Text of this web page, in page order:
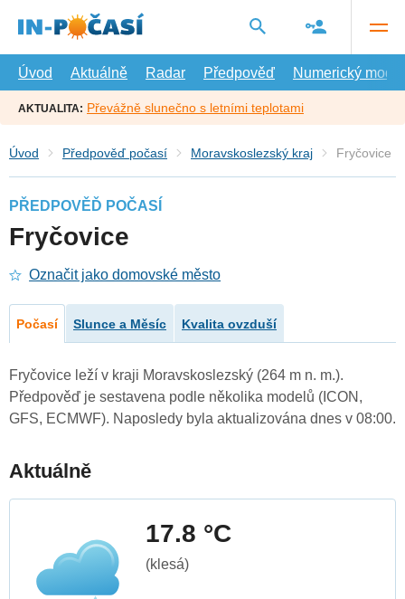
hlavní
Úvod
Aktuálně Radar Předpověď Numerický model
AKTUALITA: Převážně slunečno s letními teplotami
Úvod Předpověď počasí Moravskoslezský kraj Fryčovice
PŘEDPOVĚĎ POČASÍ
Fryčovice
Označit jako domovské město
Počasí Slunce a Měsíc Kvalita ovzduší
Fryčovice leží v kraji Moravskoslezský (264 m n. m.).
Předpověď je sestavena podle několika modelů (ICON,
GFS, ECMWF). Naposledy byla aktualizována dnes v 08:00.
Aktuálně
17.8 °C
(klesá)